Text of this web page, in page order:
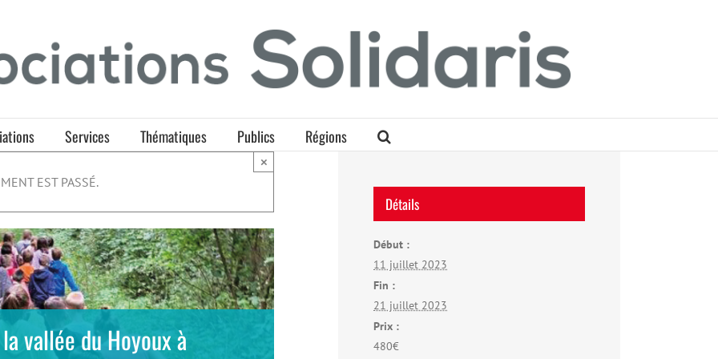
Services Thématiques Publics Régions
EST PASSÉ.
×
vallée du Hoyoux à
Détails
Début :
11 juillet 2023
Fin :
21 juillet 2023
Prix :
480€